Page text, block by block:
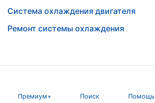
Система охлаждения двигателя
Ремонт системы охлаждения
Премиум+ Поиск Помощь